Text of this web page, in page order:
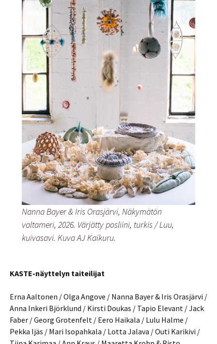
Nanna Bayer & Iris Orasjärvi, Näkymätön
valtameri, 2026. Värjätty posliini, turkis / Luu,
kuivasavi. Kuva AJ Kaikuru.
KASTE-näyttelyn taiteilijat
Erna Aaltonen / Olga Angove / Nanna Bayer & Iris Orasjärvi /
Anna Inkeri Björklund / Kirsti Doukas / Tapio Elevant / Jack
Faber / Georg Grotenfelt / Eero Haikala / Lulu Halme /
Pekka Ijäs / Mari Isopahkala / Lotta Jalava / Outi Karikivi /